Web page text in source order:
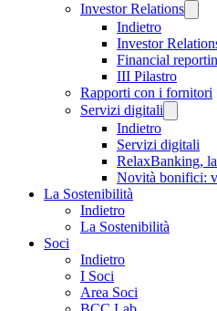
Investor Relations
Indietro
Investor
Financial
III Pilastro
Rapporti con i fornitori
Servizi digitali
Indietro
Servizi digitali
RelaxBanking,
Novità bonifici:
La Sostenibilità
Indietro
La Sostenibilità
Soci
Indietro
I Soci
Area Soci